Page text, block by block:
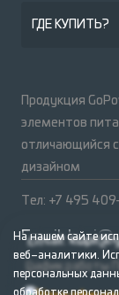
ГДЕ КУПИТЬ?
Продукция
элементов
отличающийся
дизайном
Тел: +7 495
Email:
График работы
На нашем сайте
веб–аналитики.
персональных
обработке